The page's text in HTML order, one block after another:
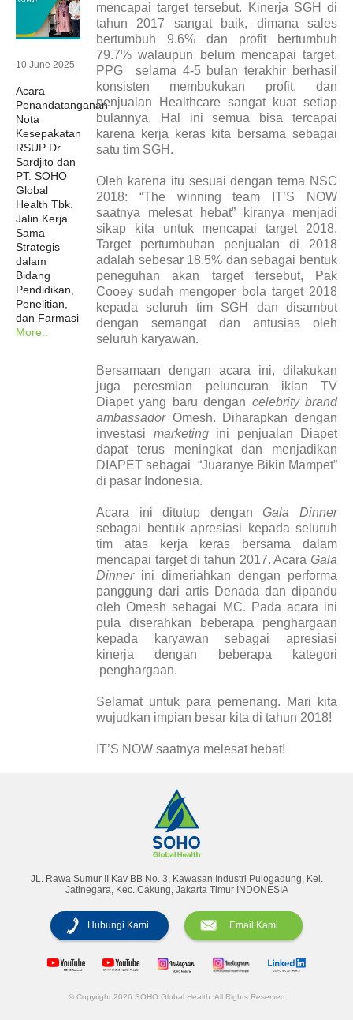
10 June 2025
Acara
Penandatanganan
Nota
Kesepakatan
RSUP Dr.
Sardjito dan
PT. SOHO
Global
Health Tbk.
Jalin Kerja
Sama
Strategis
dalam
Bidang
Pendidikan,
Penelitian,
dan Farmasi
More..
mencapai target tersebut. Kinerja SGH di
tahun 2017 sangat baik, dimana sales
bertumbuh 9.6% dan profit bertumbuh
79.7% walaupun belum mencapai target.
PPG selama 4-5 bulan terakhir berhasil
konsisten membukukan profit, dan
penjualan Healthcare sangat kuat setiap
bulannya. Hal ini semua bisa tercapai
karena kerja keras kita bersama sebagai
satu tim SGH.
Oleh karena itu sesuai dengan tema NSC
2018: “The winning team IT’S NOW
saatnya melesat hebat” kiranya menjadi
sikap kita untuk mencapai target 2018.
Target pertumbuhan penjualan di 2018
adalah sebesar 18.5% dan sebagai bentuk
peneguhan akan target tersebut, Pak
Cooey sudah mengoper bola target 2018
kepada seluruh tim SGH dan disambut
dengan semangat dan antusias oleh
seluruh karyawan.
Bersamaan dengan acara ini, dilakukan
juga peresmian peluncuran iklan TV
Diapet yang baru dengan celebrity brand
ambassador Omesh. Diharapkan dengan
investasi marketingini penjualan Diapet
dapat terus meningkat dan menjadikan
DIAPET sebagai “Juaranye Bikin Mampet”
di pasar Indonesia.
Acara ini ditutup denganGala Dinner
sebagai bentuk apresiasi kepada seluruh
tim atas kerja keras bersama dalam
mencapai target di tahun 2017. Acara Gala
Dinnerini dimeriahkan dengan performa
panggung dari artis Denada dan dipandu
oleh Omesh sebagai MC. Pada acara ini
pula diserahkan beberapa penghargaan
kepada karyawan sebagai apresiasi
kinerja dengan beberapa kategori
penghargaan.
Selamat untuk para pemenang. Mari kita
wujudkan impian besar kita di tahun 2018!
IT’S NOW saatnya melesat hebat!
Majalah
JL. Rawa Sumur II Kav BB No. 3, Kawasan Industri Pulogadung, Kel.
Jatinegara, Kec. Cakung, Jakarta Timur INDONESIA
Hubungi Kami Email Kami
© Copyright 2026 SOHO Global Health. All Rights Reserved